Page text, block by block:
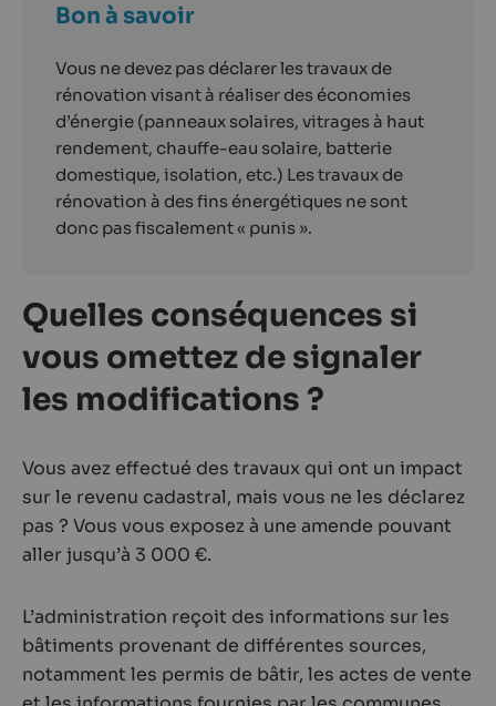
Bon à savoir
Vous ne devez pas déclarer les travaux de
rénovation visant à réaliser des économies
d’énergie (panneaux solaires, vitrages à haut
rendement, chauffe-eau solaire, batterie
domestique, isolation, etc.) Les travaux de
rénovation à des fins énergétiques ne sont
donc pas fiscalement « punis ».
Quelles conséquences si
vous omettez de signaler
les modifications ?
Vous avez effectué des travaux qui ont un impact
sur le revenu cadastral, mais vous ne les déclarez
pas ? Vous vous exposez à une amende pouvant
aller jusqu’à 3 000 €.
L’administration reçoit des informations sur les
bâtiments provenant de différentes sources,
notamment les permis de bâtir, les actes de vente